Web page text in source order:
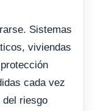
Sistemas
viviendas
cada vez
del riesgo